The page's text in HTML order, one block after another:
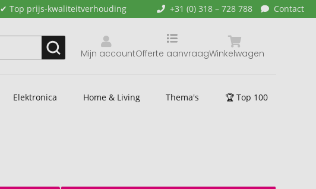
✔ Top prijs-kwaliteitverhouding +31 (0) 318 – 728 788 Contact
Mijn account Winkelwagen
Offerte aanvraag
Elektronica Home & Living Thema's 🏆 Top 100